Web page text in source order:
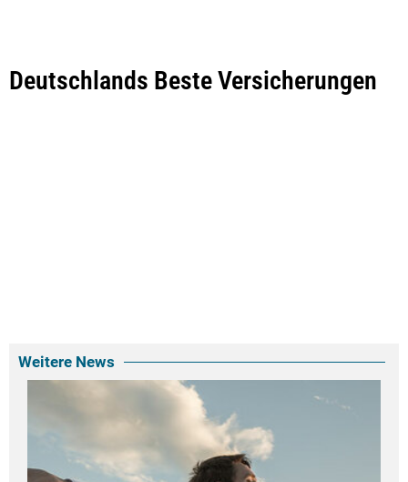
Deutschlands Beste Versicherungen
Weitere News